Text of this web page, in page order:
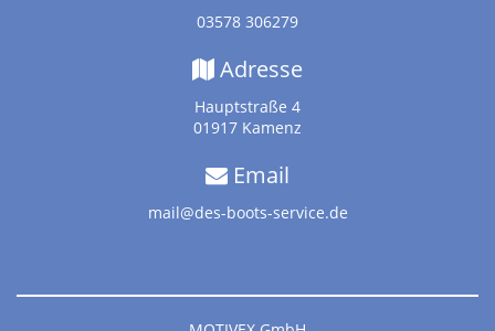
03578 306279
Adresse
Hauptstraße 4
01917 Kamenz
Email
mail@des-boots-service.de